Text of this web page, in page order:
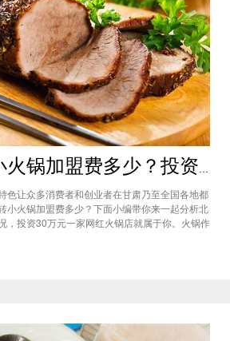
北家姓转转小火锅加盟费多少？投资30万一家网红火锅店就属于你
色让众多消费者和创业者在甘肃乃至全国各地都
小火锅加盟费多少？下面小编带你来一起分析北
，投资30万元一家网红火锅店就属于你。火锅作
凭借自己的产品和装修在美食市场当中受到越